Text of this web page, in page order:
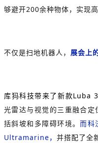
够避开200余种物体，实现高
不仅是扫地机器人， 展会上
库犸科技带来了新款Luba
光雷达与视觉的三重融合
括斜坡和多障碍环境。而科
Ultramarine， 并搭配了全